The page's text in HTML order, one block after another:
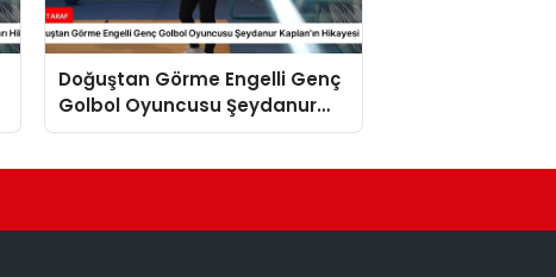
Doğuştan Görme Engelli Genç
Golbol Oyuncusu Şeydanur
Kaplan’ın Hikayesi